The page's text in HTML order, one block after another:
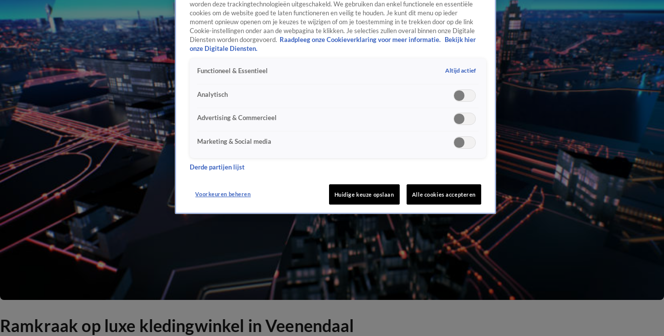
Ramkraak op luxe kledingwinkel in Veenendaal
worden deze trackingtechnologieën uitgeschakeld. We gebruiken dan enkel functionele en essentiële
cookies om de website goed te laten functioneren en veilig te houden. Je kunt dit menu op ieder
moment opnieuw openen om je keuzes te wijzigen of om je toestemming in te trekken door op de link
Cookie-instellingen onder aan de webpagina te klikken. Je selecties zullen overal binnen onze Digitale
Diensten worden doorgevoerd. Raadpleeg onze Cookieverklaring voor meer informatie.
Bekijk hier
onze Digitale Diensten.
Functioneel & Essentieel Altijd actief
Analytisch
Advertising & Commercieel
Marketing & Social media
Derde partijen lijst
Voorkeuren beheren Huidige keuze opslaan Alle cookies accepteren